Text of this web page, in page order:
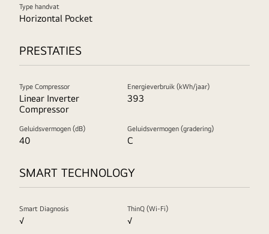
Type handvat
Horizontal Pocket
PRESTATIES
Type Compressor
Linear Inverter
Compressor
Energieverbruik (kWh/jaar)
393
Geluidsvermogen (dB)
40
Geluidsvermogen (gradering)
C
SMART TECHNOLOGY
Smart Diagnosis
√
ThinQ (Wi-Fi)
√